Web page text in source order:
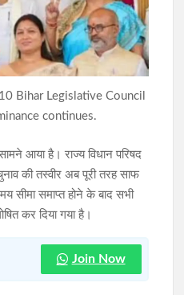
JPSC-JSSC रिफॉर्म मंच की
कॉम्प्लेक्स में चला अतिक्रमण
Bihar Legislative Council
continues.
आया है। राज्य विधान परिषद
की तस्वीर अब पूरी तरह साफ
सीमा समाप्त होने के बाद सभी
कर दिया गया है।
Join Now